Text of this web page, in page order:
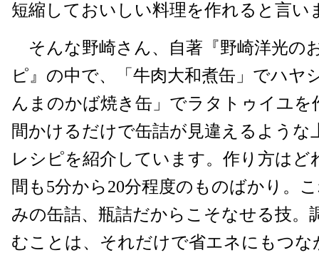
短縮しておいしい料理を作れると言い
そんな野崎さん、自著『野崎洋光の
ピ』の中で、「牛肉大和煮缶」でハヤ
んまのかば焼き缶」でラタトゥイユを
間かけるだけで缶詰が見違えるような
レシピを紹介しています。作り方はど
間も5分から20分程度のものばかり。
みの缶詰、瓶詰だからこそなせる技。
むことは、それだけで省エネにもつな